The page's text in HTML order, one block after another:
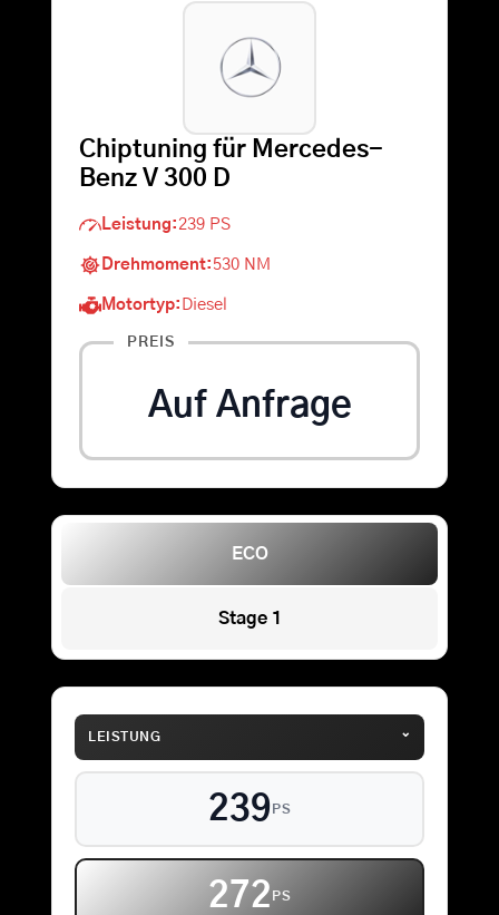
Warenkorb
Chiptuning für Mercedes-
Benz V 300 D
Leistung: 239 PS
Drehmoment: 530 NM
Motortyp: Diesel
PREIS
Auf Anfrage
ECO
Stage 1
LEISTUNG ⌄
239 PS
272 PS